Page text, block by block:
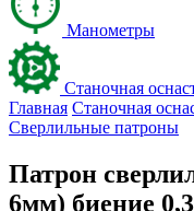
Манометры
Станочная
Главная Станочная
Сверлильные патроны
Патрон
6мм) биение